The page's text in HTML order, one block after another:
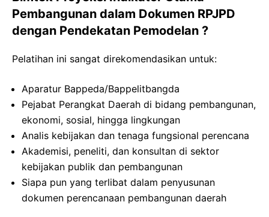
Pembangunan dalam Dokumen RPJPD
dengan Pendekatan Pemodelan ?
Pelatihan ini sangat direkomendasikan untuk:
Aparatur Bappeda/Bappelitbangda
Pejabat Perangkat Daerah di bidang pembangunan,
ekonomi, sosial, hingga lingkungan
Analis kebijakan dan tenaga fungsional perencana
Akademisi, peneliti, dan konsultan di sektor
kebijakan publik dan pembangunan
Siapa pun yang terlibat dalam penyusunan
dokumen perencanaan pembangunan daerah